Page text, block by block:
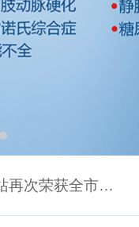
陕西冶金医院急救站再次荣获全市第一名